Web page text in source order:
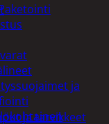
ja
ja tarvikkeet